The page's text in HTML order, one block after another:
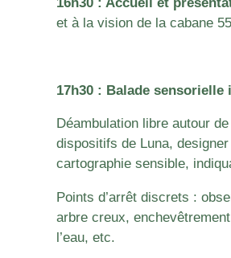
et à la vision de la cabane 55
17h30 : Balade sensorielle
Déambulation libre autour
dispositifs de Luna,
cartographie sensible,
Points d’arrêt discrets :
arbre creux,
l’eau, etc.